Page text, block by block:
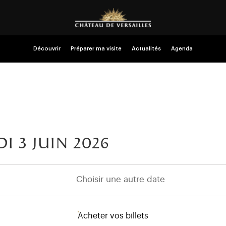
Découvrir Préparer ma visite Actualités Agenda
3 juin 2026
Choisir une autre date
Acheter vos billets